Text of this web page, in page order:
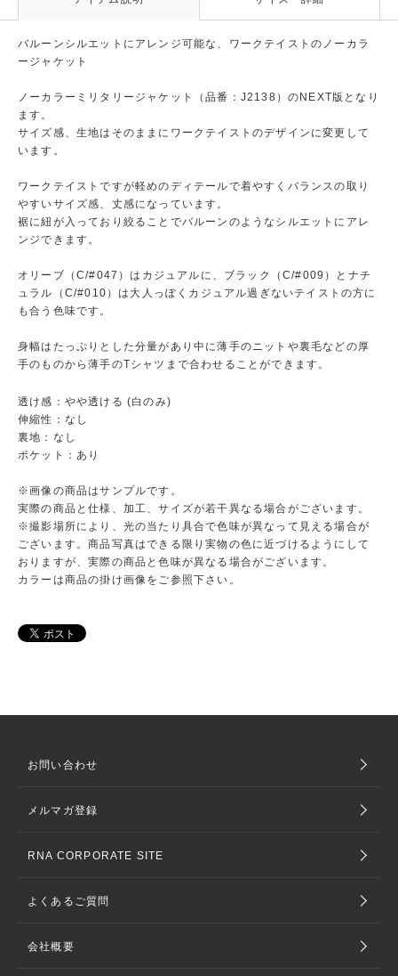
バルーンシルエットにアレンジ可能な、ワークテイストのノーカラ
ージャケット
ノーカラーミリタリージャケット（品番：J2138）のNEXT版となり
ます。
サイズ感、生地はそのままにワークテイストのデザインに変更して
います。
ワークテイストですが軽めのディテールで着やすくバランスの取り
やすいサイズ感、丈感になっています。
裾に紐が入っており絞ることでバルーンのようなシルエットにアレ
ンジできます。
オリーブ（C/#047）はカジュアルに、ブラック（C/#009）とナチ
ュラル（C/#010）は大人っぽくカジュアル過ぎないテイストの方に
も合う色味です。
身幅はたっぷりとした分量があり中に薄手のニットや裏毛などの厚
手のものから薄手のTシャツまで合わせることができます。
透け感：やや透ける (白のみ)
伸縮性：なし
裏地：なし
ポケット：あり
※画像の商品はサンプルです。
実際の商品と仕様、加工、サイズが若干異なる場合がございます。
※撮影場所により、光の当たり具合で色味が異なって見える場合が
ございます。商品写真はできる限り実物の色に近づけるようにして
おりますが、実際の商品と色味が異なる場合がございます。
カラーは商品の掛け画像をご参照下さい。
お問い合わせ
メルマガ登録
RNA CORPORATE SITE
よくあるご質問
会社概要